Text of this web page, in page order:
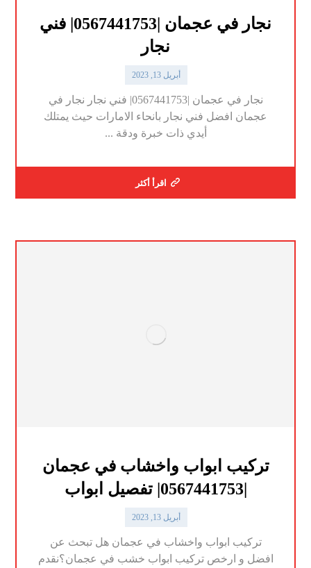
نجار في عجمان |0567441753| فني
نجار
أبريل 13, 2023
نجار في عجمان |0567441753| فني نجار نجار في
عجمان افضل فني نجار بانحاء الامارات حيث يمتلك
أيدي ذات خبرة ودقة ...
اقرأ أكثر
تركيب ابواب واخشاب في عجمان
|0567441753| تفصيل ابواب
أبريل 13, 2023
تركيب ابواب واخشاب في عجمان هل تبحث عن
افضل و ارخص تركيب ابواب خشب في عجمان؟نقدم